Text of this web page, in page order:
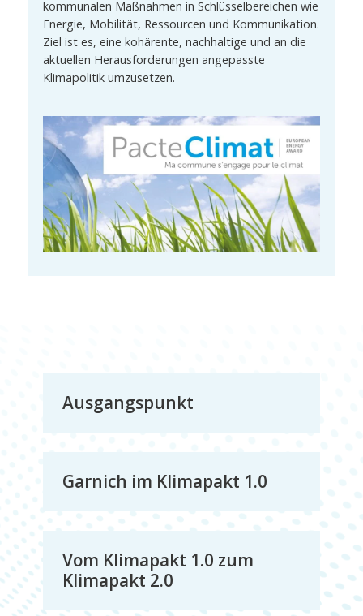
kommunalen Maßnahmen in Schlüsselbereichen wie
Energie, Mobilität, Ressourcen und Kommunikation.
Ziel ist es, eine kohärente, nachhaltige und an die
aktuellen Herausforderungen angepasste
Klimapolitik umzusetzen.
Ausgangspunkt
Garnich im Klimapakt 1.0
Vom Klimapakt 1.0 zum
Klimapakt 2.0